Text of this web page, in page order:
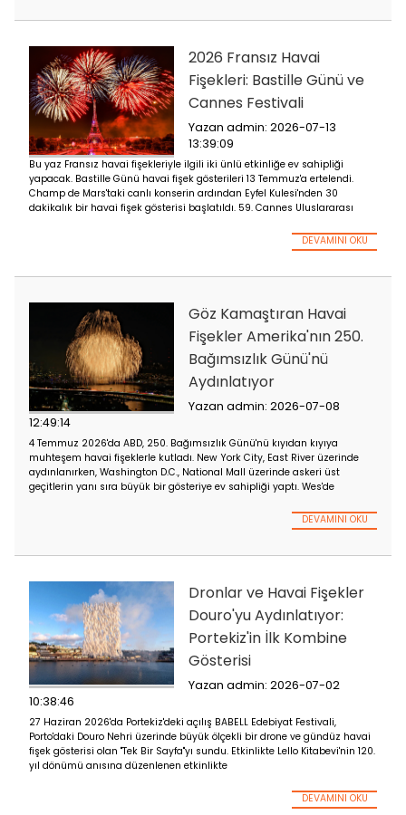
ve yaklaşık 14.000 havai fişek Tokyo'nun yaz gecesi
2026 Fransız Havai
Fişekleri: Bastille
Cannes Festivali
13:39:09
Bu yaz Fransız havai fişekleriyle ilgili iki ünlü etkinliğe ev
yapacak. Bastille Günü havai fişek gösterileri 13 Temmuz'a
Champ de Mars'taki canlı konserin ardından Eyfel
dakikalık bir havai fişek gösterisi başlatıldı. 59. Cannes
Göz Kamaştıran
Fişekler
Bağımsızlık
Yazan admin: 2026-
12:49:14
4 Temmuz 2026'da ABD, 250. Bağımsızlık Günü'nü kıyıdan
muhteşem havai fişeklerle kutladı. New York City, East River
aydınlanırken, Washington D.C., National Mall üzerinde
geçitlerin yanı sıra büyük bir gösteriye ev sahipliği yaptı.